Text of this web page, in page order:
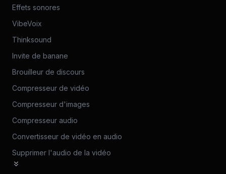
Effets sonores
VibeVoix
Thinksound
Invite de banane
Brouilleur de discours
Compresseur de vidéo
Compresseur d'images
Compresseur audio
Convertisseur de vidéo en audio
Supprimer l'audio de la vidéo